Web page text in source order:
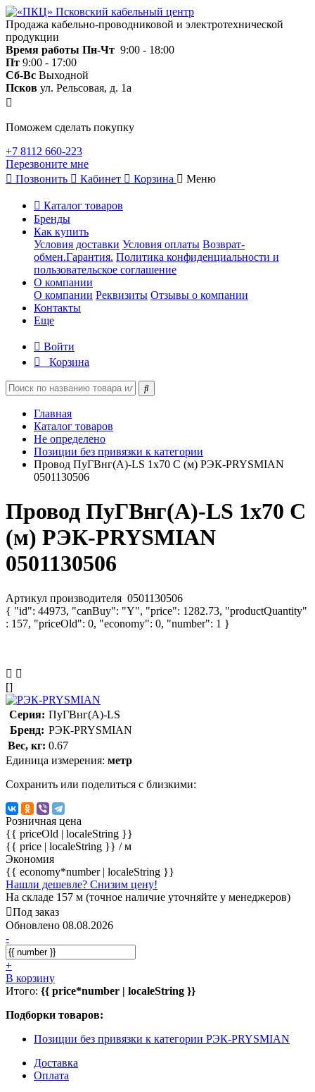
Продажа кабельно-проводниковой и электротехнической
продукции
Время работы Пн-Чт 9:00 - 18:00
Пт 9:00 - 17:00
Сб-Вс Выходной
Псков ул. Рельсовая, д. 1а
Поможем сделать покупку
+7 8112 660-223
Перезвоните мне
Позвонить
Кабинет Корзина Меню
Каталог товаров
Бренды
Как купить
Условия доставки Условия оплаты Возврат-
обмен.Гарантия. Политика конфиденциальности и
пользовательское соглашение
О компании
О компании Реквизиты Отзывы о компании
Контакты
Еще
Войти
Корзина
Главная
Каталог товаров
Не определено
Позиции без привязки к категории
Провод ПуГВнг(А)-LS 1х70 С (м) РЭК-PRYSMIAN
0501130506
Провод ПуГВнг(А)-LS 1х70 С
(м) РЭК-PRYSMIAN
0501130506
Артикул производителя 0501130506
{ "id": 44973, "canBuy": "Y", "price": 1282.73, "productQuantity"
: 157, "priceOld": 0, "economy": 0, "number": 1 }
[]
Серия: ПуГВнг(А)-LS
Бренд: РЭК-PRYSMIAN
Вес, кг: 0.67
Единица измерения: метр
Сохранить или поделиться с близкими:
Розничная цена
{{ priceOld | localeString }}
{{ price | localeString }} / м
Экономия
{{ economy*number | localeString }}
Нашли дешевле? Снизим цену!
На складе 157 м (точное наличие уточняйте у менеджеров)
Под заказ
Обновлено 08.08.2026
-
+
В корзину
Итого: {{ price*number | localeString }}
Подборки товаров:
Позиции без привязки к категории РЭК-PRYSMIAN
Доставка
Оплата